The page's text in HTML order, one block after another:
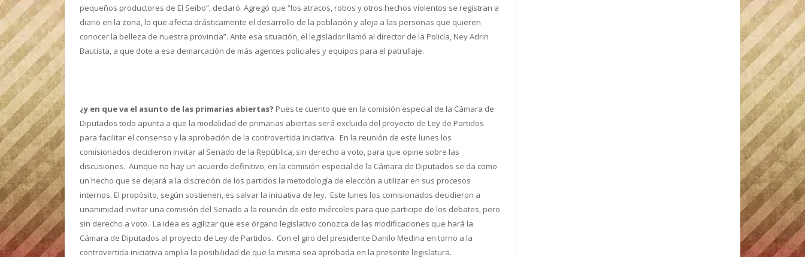
pequeños productores de El Seibo”, declaró. Agregó que “los atracos, robos y otros hechos violentos se registran a
diario en la zona, lo que afecta drásticamente el desarrollo de la población y aleja a las personas que quieren
conocer la belleza de nuestra provincia”. Ante esa situación, el legislador llamó al director de la Policía, Ney Adrin
Bautista, a que dote a esa demarcación de más agentes policiales y equipos para el patrullaje.
¿y en que va el asunto de las primarias abiertas? Pues te cuento que en la comisión especial de la Cámara de
Diputados todo apunta a que la modalidad de primarias abiertas será excluida del proyecto de Ley de Partidos
para facilitar el consenso y la aprobación de la controvertida iniciativa. En la reunión de este lunes los
comisionados decidieron invitar al Senado de la República, sin derecho a voto, para que opine sobre las
discusiones. Aunque no hay un acuerdo definitivo, en la comisión especial de la Cámara de Diputados se da como
un hecho que se dejará a la discreción de los partidos la metodología de elección a utilizar en sus procesos
internos. El propósito, según sostienen, es salvar la iniciativa de ley. Este lunes los comisionados decidieron a
unanimidad invitar una comisión del Senado a la reunión de este miércoles para que participe de los debates, pero
sin derecho a voto. La idea es agilizar que ese órgano legislativo conozca de las modificaciones que hará la
Cámara de Diputados al proyecto de Ley de Partidos. Con el giro del presidente Danilo Medina en torno a la
controvertida iniciativa amplia la posibilidad de que la misma sea aprobada en la presente legislatura.